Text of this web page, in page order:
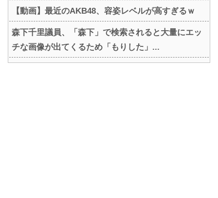
【動画】最近のAKB48、容姿レベルが高すぎるｗ
森下千里議員、「森下」で検索されると大量にエッ
チな画像が出てくるため「もりした」...